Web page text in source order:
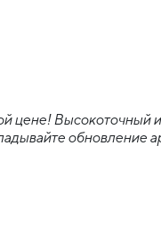
цене! Высокоточный
обновление